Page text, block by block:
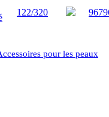
122/320
pour les peaux